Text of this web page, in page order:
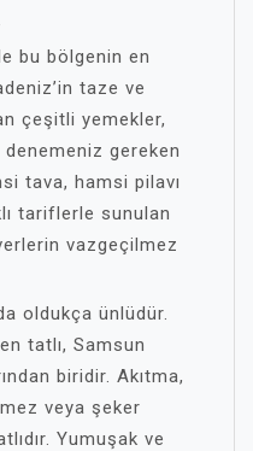
bu bölgenin en
taze ve
çeşitli yemekler,
gereken
tava, hamsi pilavı
tariflerle sunulan
vazgeçilmez
oldukça ünlüdür.
tatlı, Samsun
biridir. Akıtma,
veya şeker
Yumuşak ve